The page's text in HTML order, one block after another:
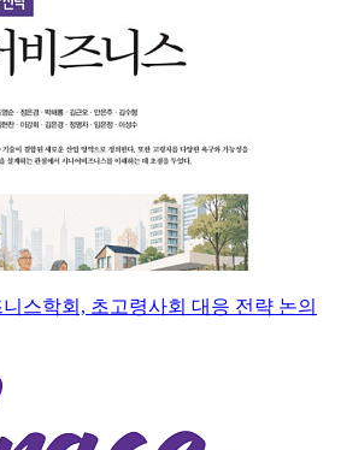
스학회, 초고령사회 대응 전략 논의